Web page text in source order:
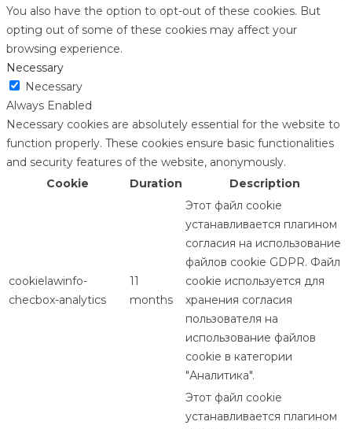
You also have the option to opt-out of these cookies. But
opting out of some of these cookies may affect your
browsing experience.
Necessary
Necessary
Always Enabled
Necessary cookies are absolutely essential for the website to
function properly. These cookies ensure basic functionalities
and security features of the website, anonymously.
Cookie
Duration Description
cookielawinfo-
checbox-analytics
11
months
Этот файл cookie
устанавливается плагином
согласия на использование
файлов cookie GDPR. Файл
cookie используется для
хранения согласия
пользователя на
использование файлов
cookie в категории
"Аналитика".
Этот файл cookie
устанавливается плагином